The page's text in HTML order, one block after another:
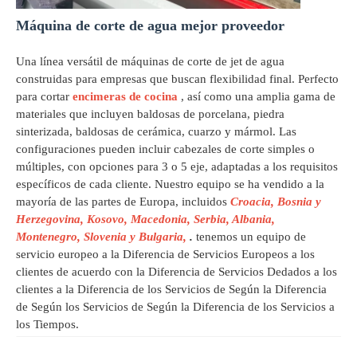
Máquina de corte de agua mejor proveedor
Una línea versátil de máquinas de corte de jet de agua
construidas para empresas que buscan flexibilidad final. Perfecto
para cortar encimeras de cocina , así como una amplia gama de
materiales que incluyen baldosas de porcelana, piedra
sinterizada, baldosas de cerámica, cuarzo y mármol. Las
configuraciones pueden incluir cabezales de corte simples o
múltiples, con opciones para 3 o 5 eje, adaptadas a los requisitos
específicos de cada cliente. Nuestro equipo se ha vendido a la
mayoría de las partes de Europa, incluidos Croacia, Bosnia y
Herzegovina, Kosovo, Macedonia, Serbia, Albania,
Montenegro, Slovenia y Bulgaria, . tenemos un equipo de
servicio europeo a la Diferencia de Servicios Europeos a los
clientes de acuerdo con la Diferencia de Servicios Dedados a los
clientes a la Diferencia de los Servicios de Según la Diferencia
de Según los Servicios de Según la Diferencia de los Servicios a
los Tiempos.